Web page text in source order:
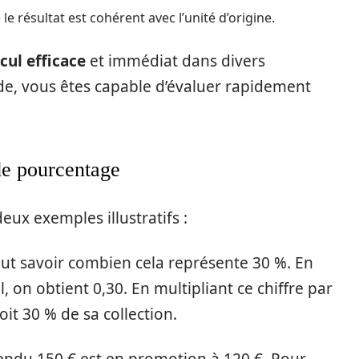
résultat est cohérent avec l’unité d’origine.
efficace et immédiat dans divers
vous êtes capable d’évaluer rapidement
pourcentage
exemples illustratifs :
savoir combien cela représente 30 %. En
on obtient 0,30. En multipliant ce chiffre par
30 % de sa collection.